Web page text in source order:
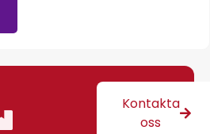
Kontakta
oss